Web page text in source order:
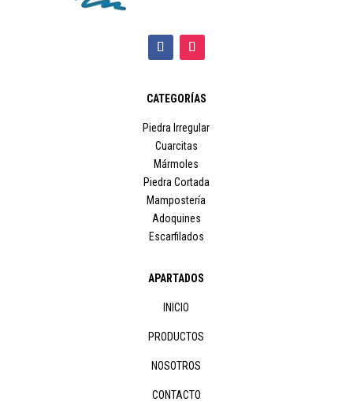
CATEGORÍAS
Piedra Irregular
Cuarcitas
Mármoles
Piedra Cortada
Mampostería
Adoquines
Escarfilados
APARTADOS
INICIO
PRODUCTOS
NOSOTROS
CONTACTO